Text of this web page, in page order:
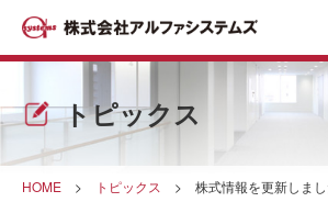
トピックス
HOME > トピックス > 株式情報を更新しまし